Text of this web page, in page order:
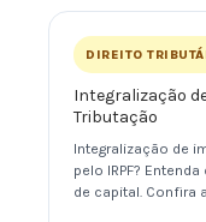
DIREITO
Integralização
Tributação
Integralização de
pelo IRPF?
de capital. Confira